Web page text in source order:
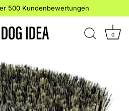
Kundenbewertungen
0